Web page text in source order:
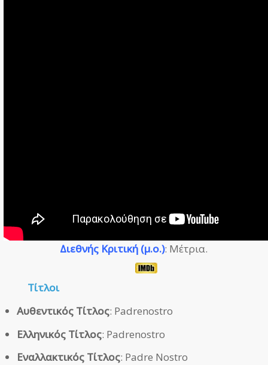
Διεθνής Κριτική (μ.ο.): Μέτρια.
Τίτλοι
Αυθεντικός Τίτλος: Padrenostro
Ελληνικός Τίτλος: Padrenostro
Εναλλακτικός Τίτλος: Padre Nostro